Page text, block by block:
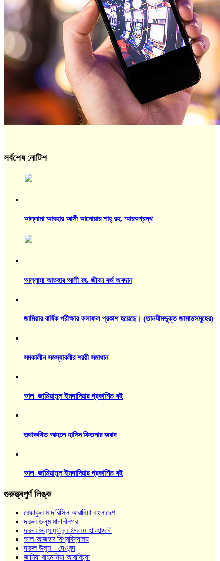
সর্বশেষ নোটিশ
আল্লামা আযহার আলী আনোয়ার শাহ্‌ রহ. স্মারকগ্রন্থ
আল্লামা আতহার আলী রহ. জীবন কর্ম অবদান
জামিয়ার বার্ষিক পরীক্ষার ফলাফল প্রকাশ হয়েছে। (তানযীমভুক্ত জামাতসমূহের)
সমকালীন সমস্যাবলীর শরয়ী সমাধান
আল–জামিয়াতুল ইমদাদিয়ার প্রকাশিত বই
তথাকথিত আহলে হাদিস ফিতনার জবাব
আল–জামিয়াতুল ইমদাদিয়ার প্রকাশিত বই
গুরুত্ত্বপুর্ণ লিঙ্ক
বেফাকুল মাদারিসিল আরাবিয়া বাংলাদেশ
দারুল উলূম মাদানীনগর
দারুল উলূম মুঈনুল ইসলাম হাটহাজারী
আল-আজহার বিশ্ববিদ্যালয়
দারুল উলুম – দেওবন্দ
জামিয়া রাহমানিয়া আরাবিয়্যা